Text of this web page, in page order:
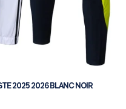
2025 2026 BLANC NOIR